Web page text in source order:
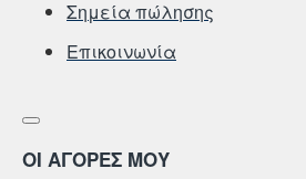
Σημεία πώλησης
Επικοινωνία
ΟΙ ΑΓΟΡΕΣ ΜΟΥ